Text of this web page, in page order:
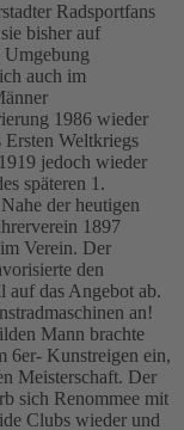
Radsportfans
bisher auf
Umgebung
auch im
1986 wieder
Weltkriegs
jedoch wieder
späteren 1.
der heutigen
1897
Verein. Der
den
auf das Angebot ab.
an!
Mann brachte
6er- Kunstreigen ein,
Meisterschaft. Der
sich Renommee mit
Clubs wieder und